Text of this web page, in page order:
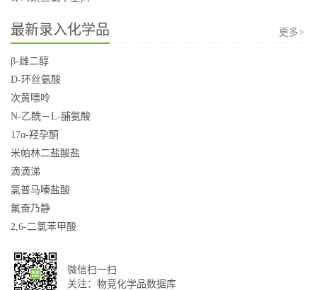
最新录入化学品 更多>
β-雌二醇
D-环丝氨酸
次黄嘌呤
N-乙酰－L-脯氨酸
17α-羟孕酮
米帕林二盐酸盐
滴滴涕
氯普马嗪盐酸
氟奋乃静
2,6-二氯苯甲酸
微信扫一扫
关注：物竞化学品数据库